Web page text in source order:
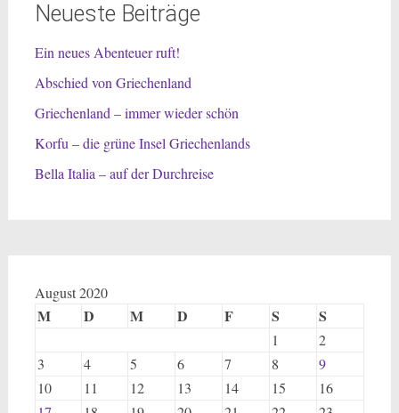
Neueste Beiträge
Ein neues Abenteuer ruft!
Abschied von Griechenland
Griechenland – immer wieder schön
Korfu – die grüne Insel Griechenlands
Bella Italia – auf der Durchreise
August 2020
M D M D F S S
1
2
3
4 5 6 7 8
9
10
11 12 13 14 15
16